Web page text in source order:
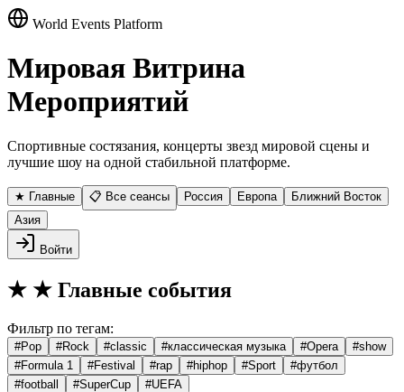
World Events Platform
Мировая Витрина
Мероприятий
Спортивные состязания, концерты звезд мировой сцены и
лучшие шоу на одной стабильной платформе.
★ Главные 📋 Все сеансы Россия Европа
Ближний Восток
Азия
Войти
★ ★ Главные события
Фильтр по тегам:
#Pop #Rock #classic #классическая музыка #Opera #show
#Formula 1 #Festival #rap #hiphop #Sport #футбол
#football #SuperCup #UEFA